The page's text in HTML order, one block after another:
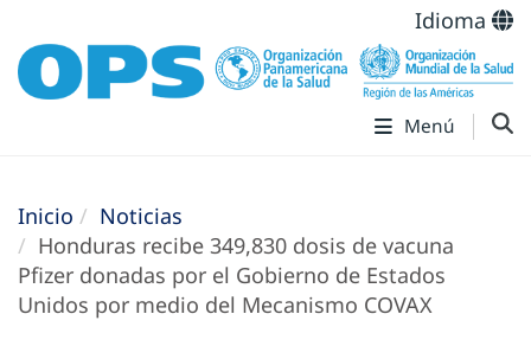
Idioma
Menú
Inicio
Noticias
Honduras recibe 349,830 dosis de vacuna
Pfizer donadas por el Gobierno de Estados
Unidos por medio del Mecanismo COVAX